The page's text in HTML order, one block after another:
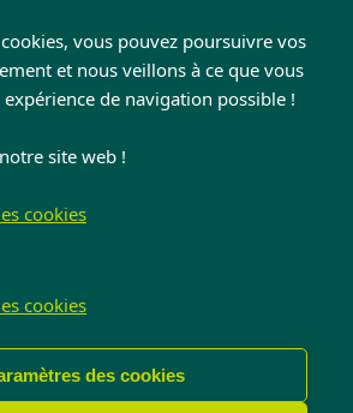
cookies, vous pouvez poursuivre vos
et nous veillons à ce que vous
de navigation possible !
site web !
cookies
cookies
des cookies
des conseils
nos experts
et nous vous contacterons